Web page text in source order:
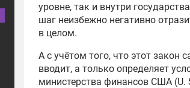
уровне, так и внутри
шаг неизбежно негативно
в целом.
А с учётом того, что этот закон
вводит, а только определяет
министерства финансов США (U.